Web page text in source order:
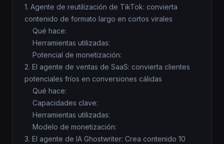
1. Agente de reutilización de TikTok: convierta
contenido de formato largo en cortos virales
Qué hace:
Herramientas utilizadas:
Potencial de monetización:
2. El agente de ventas de SaaS: convierta clientes
potenciales fríos en conversiones cálidas
Qué hace:
Capacidades clave:
Herramientas utilizadas:
Modelo de monetización:
3. El agente de IA Ghostwriter: Crea contenido 10